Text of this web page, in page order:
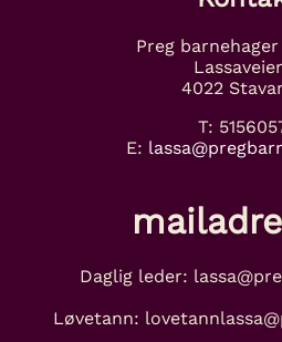
Preg barnehager
4022
T:
E:
Daglig leder:
Løvetann: